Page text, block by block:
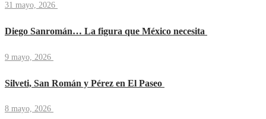
31 mayo, 2026
Diego Sanromán… La figura que México necesita
9 mayo, 2026
Silveti, San Román y Pérez en El Paseo
8 mayo, 2026